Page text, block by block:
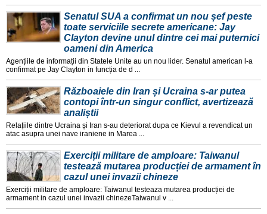
Senatul SUA a confirmat un nou șef peste
toate serviciile secrete americane: Jay
Clayton devine unul dintre cei mai puternici
oameni din America
Agențiile de informații din Statele Unite au un nou lider. Senatul american l-a
confirmat pe Jay Clayton in funcția de d ...
Războaiele din Iran și Ucraina s-ar putea
contopi într-un singur conflict, avertizează
analiștii
Relațiile dintre Ucraina și Iran s-au deteriorat dupa ce Kievul a revendicat un
atac asupra unei nave iraniene in Marea ...
Exerciții militare de amploare: Taiwanul
testează mutarea producției de armament în
cazul unei invazii chineze
Exerciții militare de amploare: Taiwanul testeaza mutarea producției de
armament in cazul unei invazii chinezeTaiwanul v ...